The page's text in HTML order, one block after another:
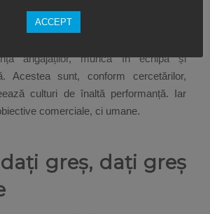
succes.
angajaților, munca în echipă și
Acestea sunt, conform cercetărilor,
culturi de înaltă performanță. Iar
comerciale, ci umane.
greș, dați greș
ACCEPT